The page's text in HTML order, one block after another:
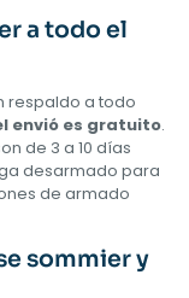
a todo el
respaldo a todo
envió es gratuito.
de 3 a 10 días
desarmado para
de armado
sommier y